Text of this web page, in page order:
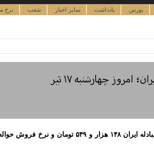
بورس یادداشت سایر اخبار شعب نرخ
قیمت دلار و یورو مرکز مبادله ایران؛ امروز چهار‌شنبه ۱۷ تیر